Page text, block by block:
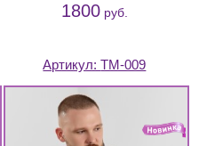
1800руб.
Артикул:ТМ-009